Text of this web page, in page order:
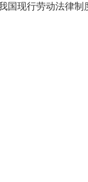
国现行劳动法律